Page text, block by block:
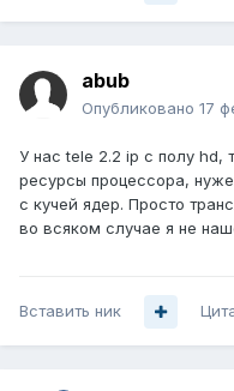
abub
Опубликовано 17
У нас tele 2.2 ip с полу hd,
ресурсы процессора,
с кучей ядер. Просто
во всяком случае я не
Вставить ник